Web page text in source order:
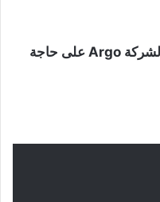
في بيان له، شدد الرئيس التنفيذي لشركة Argo على حاجة